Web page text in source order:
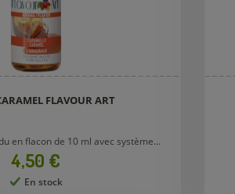
FLAVOUR ART
en flacon de 10 ml avec système...
Prix
4,50 €
En stock